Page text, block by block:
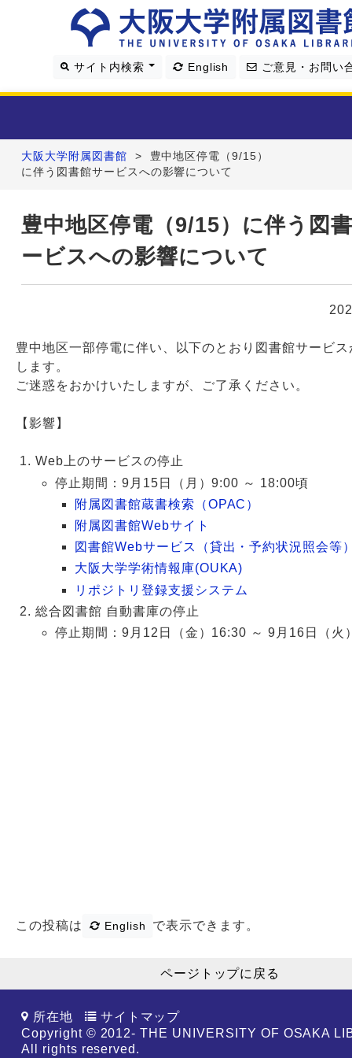
サイト内検索 English ご意見・お問い
利用案内
学習・研究支援
4つの図書館
Webサービス
大阪大学附属図書館 >
豊中地区停電（9/15）
に伴う図書館サービスへの影響について
豊中地区停電（9/15）に伴う図
ービスへの影響について
豊中地区一部停電に伴い、以下のとおり図書館サービ
します。
ご迷惑をおかけいたしますが、ご了承ください。
【影響】
Web上のサービスの停止
停止期間：9月15日（月）9:00 ～ 18:00頃
附属図書館蔵書検索（OPAC）
附属図書館Webサイト
図書館Webサービス（貸出・予約状況照会等
大阪大学学術情報庫(OUKA)
リポジトリ登録支援システム
総合図書館 自動書庫の停止
停止期間：9月12日（金）16:30 ～ 9月16日（火
この投稿は English で表示できます。
ページトップに戻る
所在地
サイトマップ
Copyright © 2012- THE UNIVERSITY OF OSAKA
All rights reserved.